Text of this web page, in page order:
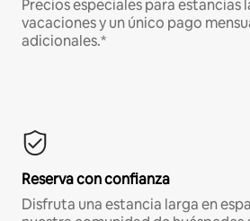
Precios especiales para estancias
vacaciones y un único pago
adicionales.*
Reserva con confianza
Disfruta una estancia larga en